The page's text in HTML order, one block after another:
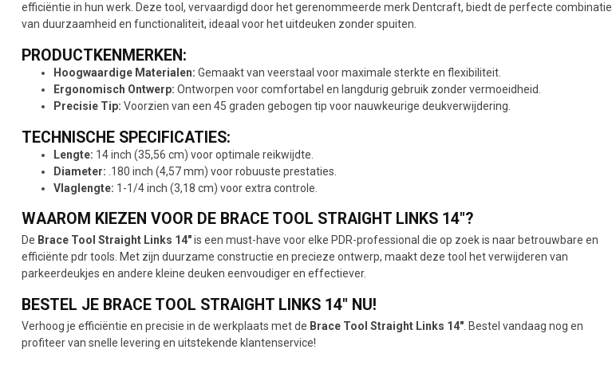
efficiëntie in hun werk. Deze tool, vervaardigd door het gerenommeerde merk Dentcraft, biedt de perfecte combinatie
van duurzaamheid en functionaliteit, ideaal voor het uitdeuken zonder spuiten.
PRODUCTKENMERKEN:
Hoogwaardige Materialen: Gemaakt van veerstaal voor maximale sterkte en flexibiliteit.
Ergonomisch Ontwerp: Ontworpen voor comfortabel en langdurig gebruik zonder vermoeidheid.
Precisie Tip: Voorzien van een 45 graden gebogen tip voor nauwkeurige deukverwijdering.
TECHNISCHE SPECIFICATIES:
Lengte: 14 inch (35,56 cm) voor optimale reikwijdte.
Diameter: .180 inch (4,57 mm) voor robuuste prestaties.
Vlaglengte: 1-1/4 inch (3,18 cm) voor extra controle.
WAAROM KIEZEN VOOR DE BRACE TOOL STRAIGHT LINKS 14"?
De Brace Tool Straight Links 14"is een must-have voor elke PDR-professional die op zoek is naar betrouwbare en
efficiënte pdr tools. Met zijn duurzame constructie en precieze ontwerp, maakt deze tool het verwijderen van
parkeerdeukjes en andere kleine deuken eenvoudiger en effectiever.
BESTEL JE BRACE TOOL STRAIGHT LINKS 14" NU!
Verhoog je efficiëntie en precisie in de werkplaats met de Brace Tool Straight Links 14" . Bestel vandaag nog en
profiteer van snelle levering en uitstekende klantenservice!